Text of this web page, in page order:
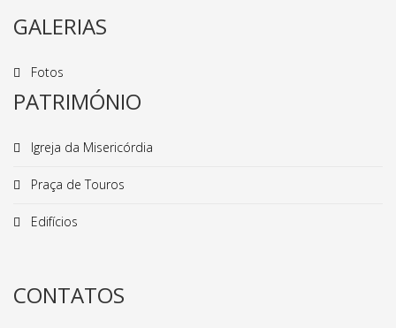
GALERIAS
Fotos
PATRIMÓNIO
Igreja da Misericórdia
Praça de Touros
Edifícios
CONTATOS